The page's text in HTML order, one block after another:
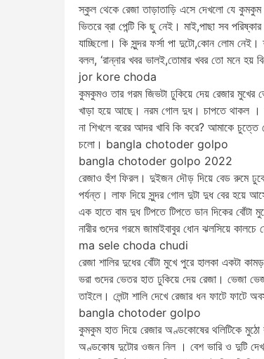
স্কুল থেকে রেজা তাড়াতাড়ি এসে দেখলো যে
ভিতরে ব্রা পেন্টি কি ছু নেই। মাই,পাছা সব
যাচ্ছিলো। কি সুন্দর ফর্সা পা দুটো,কোন লোম নেই।
বলল, ‘রান্নার খবর ভালই,তোমার খবর তো মনে হয়
jor kore choda
কুমকুমও তার গরম জিভটা ঢুকিয়ে দেয় রেজার মুখের
খাড়া হয়ে আছে। নরম গোল দুধ। চাপতে থাকল ।
না শিখলে বরের আদর খাবি কি করে? আমাকে
চলো। bangla chotoder golpo
bangla chotoder golpo 2022
রেজাও হুঁশ ফিরল। দুইজন দৌড় দিয়ে বেড রুমে ঢুকে
পর্যন্ত। লাফ দিয়ে সুন্দর গোল দুটা দুধ বের হয়ে
এক হাতে বাম দুধ টিপতে টিপতে ডান দিকের বোঁটা
নারীর গুদের গরমে জামাইবাবুর ধোন ঝলসিয়ে
ma sele choda chudi
রেজা শালির দুধের বোঁটা মুখে পুরে হালকা একটা
ভরা গুদের ভেতর হাত ঢুকিয়ে দেয় রেজা। ভেজা
তাইলে। লেন্টা শালি দেখে রেজার ধন ফাটে ফাটে
bangla chotoder golpo
কুমকুম হাত দিয়ে রেজার অণ্ডকোষের থলিটিকে
অণ্ডকোষ দুটোর ওজন নিল । বেশ ভারি ও দুটি